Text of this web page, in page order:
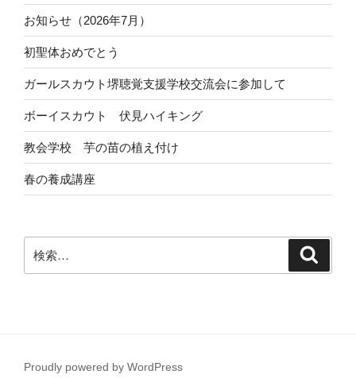
お知らせ（2026年7月）
初聖体おめでとう
ガールスカウト堺聴覚支援学校交流会に参加して
ボーイスカウト 伏見ハイキング
教会学校 芋の苗の植え付け
春の養成講座
索:
Proudly powered by WordPress